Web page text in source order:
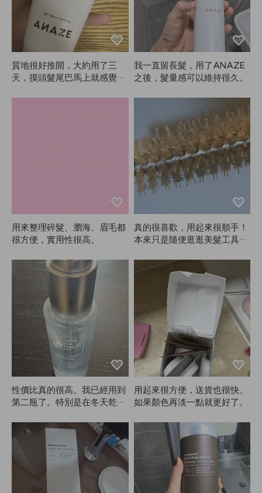
質地很好推開，大約用了三
天，摸頭髮尾巴馬上就感覺變
我一直留長髮，用了ANAZE
之後，髮量感可以維持很久。
用來整理碎髮、瀏海、眉毛都
很方便，實用性很高。
真的很喜歡，用起來很順手！
本來只是隨便逛逛美髮工具，
大號和小號，一個給長髮和側
邊用，一個給瀏海用。導熱效
果很好，冷卻也很快，擺成一
套還蠻好看的，非常滿意。感
覺已經用ANAZE大約兩年
了，現在才來寫評論，真的很
實用。這種梳子多少會有點打
結，但整體還是很好用。不太
懂為什麼要寫三百字的評論，
哈哈，不過產品真的很滿意，
所以還是寫了。如果有其他尺
E！
性價比真的很高。我已經用到
第二瓶了。特別是在冬天乾燥
用起來很方便，送貨也很快。
如果顏色再淡一點就更好了。